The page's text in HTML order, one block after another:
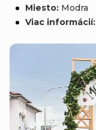
Miesto: Modra
Viac informácií: